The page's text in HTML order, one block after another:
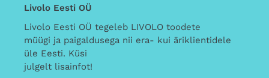
Livolo Eesti OÜ
Livolo Eesti OÜ tegeleb LIVOLO toodete
müügi ja paigaldusega nii era- kui äriklientidele
üle Eesti. Küsi
julgelt lisainfot!